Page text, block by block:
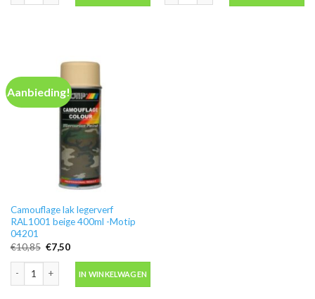
Aanbieding!
Camouflage lak legerverf
RAL1001 beige 400ml -Motip
04201
€10,85 Oorspronkelijke
prijs
was:
€10,85.
€7,50Huidige
is:
€7,50.
IN WINKELWAGEN